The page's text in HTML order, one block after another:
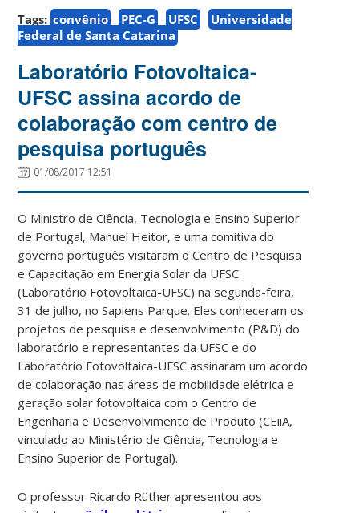
Tags: convênio PEC-G UFSC
Universidade
Federal de Santa Catarina
Laboratório Fotovoltaica-
UFSC assina acordo de
colaboração com centro de
pesquisa português
01/08/2017 12:51
O Ministro de Ciência, Tecnologia e Ensino Superior
de Portugal, Manuel Heitor, e uma comitiva do
governo português visitaram o Centro de Pesquisa
e Capacitação em Energia Solar da UFSC
(Laboratório Fotovoltaica-UFSC) na segunda-feira,
31 de julho, no Sapiens Parque. Eles conheceram os
projetos de pesquisa e desenvolvimento (P&D) do
laboratório e representantes da UFSC e do
Laboratório Fotovoltaica-UFSC assinaram um acordo
de colaboração nas áreas de mobilidade elétrica e
geração solar fotovoltaica com o Centro de
Engenharia e Desenvolvimento de Produto (CEiiA,
vinculado ao Ministério de Ciência, Tecnologia e
Ensino Superior de Portugal).
O professor Ricardo Rüther apresentou aos